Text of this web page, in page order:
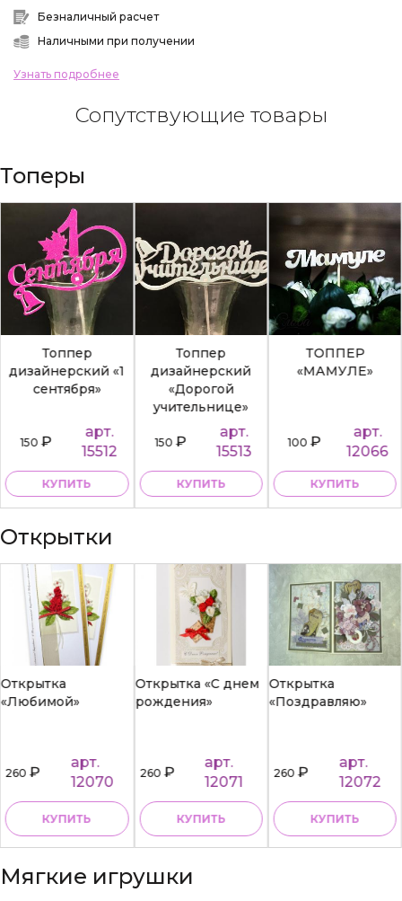
Безналичный расчет
Наличными при получении
Узнать подробнее
Сопутствующие товары
Топеры
Топпер
дизайнерский «1
сентября»
150₽
арт.
15512
КУПИТЬ
Топпер
дизайнерский
«Дорогой
учительнице»
150₽
арт.
15513
КУПИТЬ
ТОППЕР
«МАМУЛЕ»
100₽
арт.
12066
КУПИТЬ
Открытки
Открытка
«Любимой»
260₽
арт.
12070
КУПИТЬ
Открытка «С днем
рождения»
260₽
арт.
12071
КУПИТЬ
Открытка
«Поздравляю»
260₽
арт.
12072
КУПИТЬ
Мягкие игрушки